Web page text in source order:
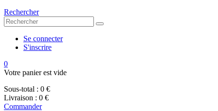
Rechercher
Se connecter
S'inscrire
0
Votre panier est vide
Sous-total : 0 €
Livraison : 0 €
Commander